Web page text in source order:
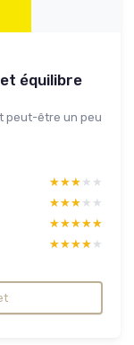
équilibre
peut-être un peu
★★★★★
★★★★★
★★★★★
★★★★★
★★★★★
★★★★★
★★★★★
★★★★★